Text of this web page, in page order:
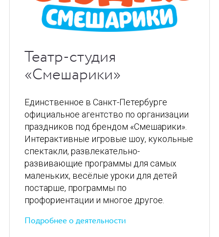
Театр-студия
«Смешарики»
Единственное в Санкт-Петербурге
официальное агентство по организации
праздников под брендом «Смешарики».
Интерактивные игровые шоу, кукольные
спектакли, развлекательно-
развивающие программы для самых
маленьких, весёлые уроки для детей
постарше, программы по
профориентации и многое другое.
Подробнее о деятельности